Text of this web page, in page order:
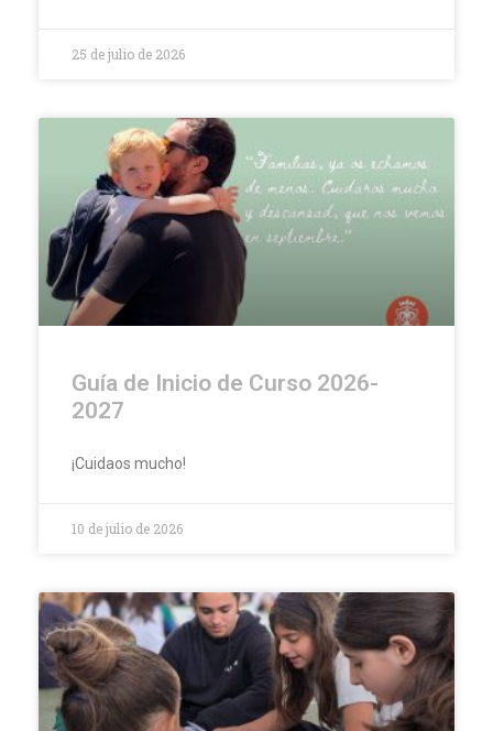
25 de julio de 2026
Guía de Inicio de Curso 2026-
2027
¡Cuidaos mucho!
10 de julio de 2026